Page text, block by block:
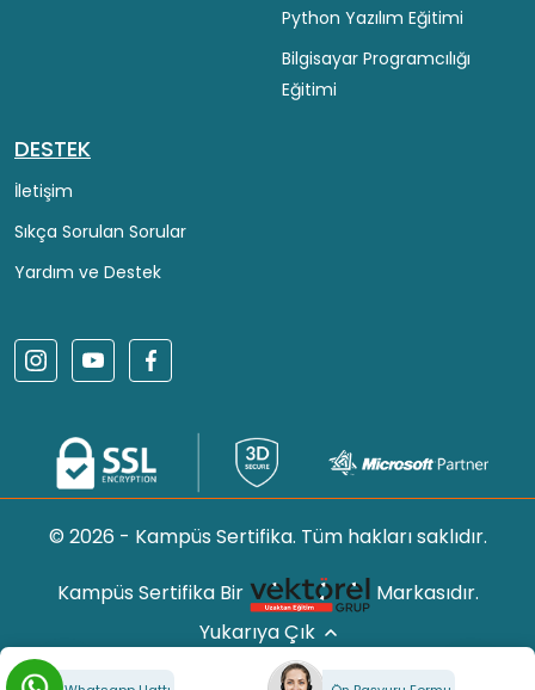
Python Yazılım Eğitimi
Bilgisayar Programcılığı
Eğitimi
DESTEK
İletişim
Sıkça Sorulan Sorular
Yardım ve Destek
© 2026 - Kampüs Sertifika. Tüm hakları saklıdır.
Kampüs Sertifika Bir
Markasıdır.
Yukarıya Çık